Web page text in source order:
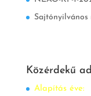
Sajtónyilvános
Közérdekű
Alapítás éve: